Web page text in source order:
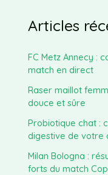
Articles
FC Metz Annecy :
match en direct
Raser maillot
douce et sûre
Probiotique chat :
digestive de votre
Milan Bologna :
forts du match